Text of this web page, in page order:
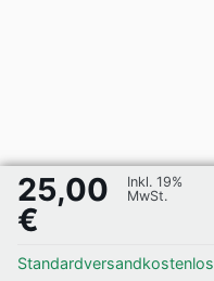
25,00
€
Inkl. 19%
MwSt.
Standardversandkostenlos